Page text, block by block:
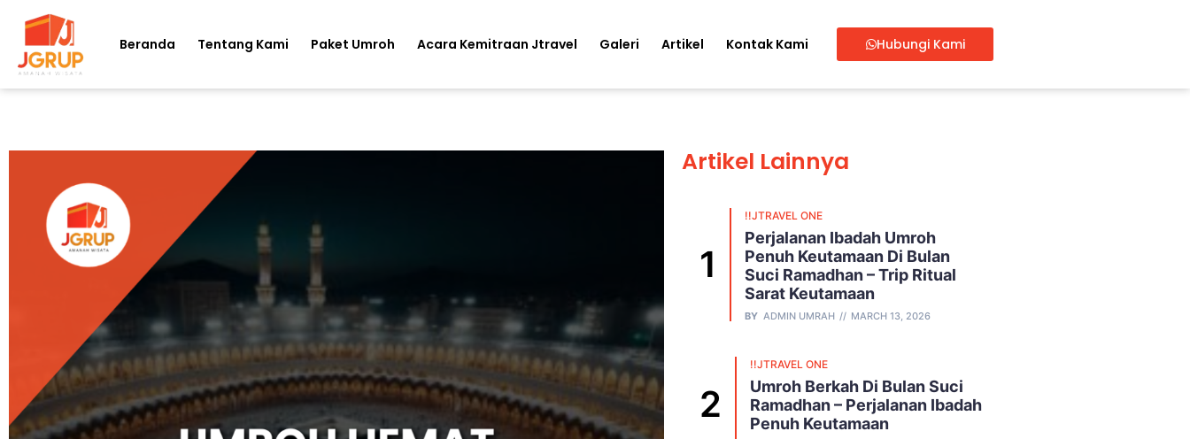
Beranda Tentang Kami Paket Umroh Acara Kemitraan Jtravel Galeri Artikel Kontak Kami Hubungi Kami
Artikel Lainnya
!!JTRAVEL ONE
Perjalanan Ibadah Umroh
Penuh Keutamaan Di Bulan
Suci Ramadhan – Trip Ritual
Sarat Keutamaan
BY ADMIN UMRAH MARCH 13, 2026
!!JTRAVEL ONE
Umroh Berkah Di Bulan Suci
Ramadhan – Perjalanan Ibadah
Penuh Keutamaan